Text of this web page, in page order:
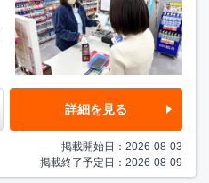
詳細を見る
掲載開始日：2026-08-03
掲載終了予定日：2026-08-09